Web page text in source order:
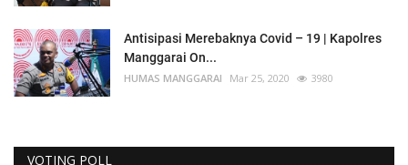
Antisipasi Merebaknya Covid – 19 | Kapolres
Manggarai On...
HUMAS MANGGARAI Mar 25, 2020 3980
VOTING POLL